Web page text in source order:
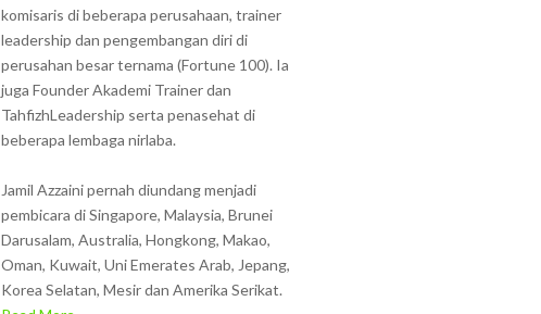
komisaris di beberapa perusahaan, trainer
leadership dan pengembangan diri di
perusahan besar ternama (Fortune 100). Ia
juga Founder Akademi Trainer dan
TahfizhLeadership serta penasehat di
beberapa lembaga nirlaba.
Jamil Azzaini pernah diundang menjadi
pembicara di Singapore, Malaysia, Brunei
Darusalam, Australia, Hongkong, Makao,
Oman, Kuwait, Uni Emerates Arab, Jepang,
Korea Selatan, Mesir dan Amerika Serikat.